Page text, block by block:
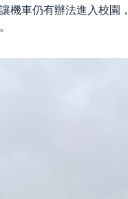
機車仍有辦法進入校